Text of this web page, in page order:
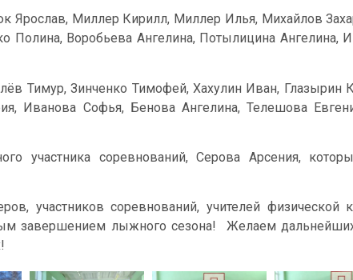
Ярослав, Миллер Кирилл, Миллер Илья, Михайлов
Полина, Воробьева Ангелина, Потылицина Ангелина,
Тимур, Зинченко Тимофей, Хахулин Иван, Глазырин
Иванова Софья, Бенова Ангелина, Телешова
участника соревнований, Серова Арсения,
участников соревнований, учителей физической
завершением лыжного сезона! Желаем